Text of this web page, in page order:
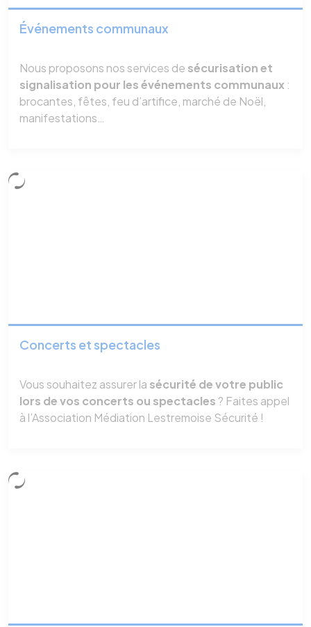
Événements communaux
Nous proposons nos services de sécurisation et
signalisation pour les événements communaux :
brocantes, fêtes, feu d’artifice, marché de Noël,
manifestations…
Concerts et spectacles
Vous souhaitez assurer la sécurité de votre public
lors de vos concerts ou spectacles ? Faites appel
à l’Association Médiation Lestremoise Sécurité !